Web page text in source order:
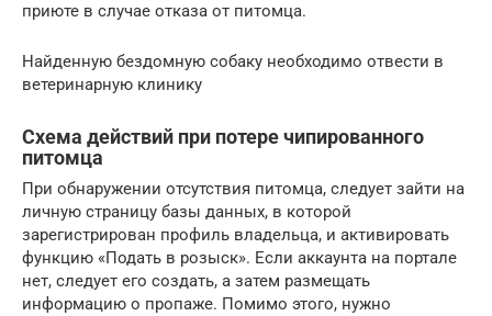
приюте в случае отказа от питомца.
Найденную бездомную собаку необходимо отвести в
ветеринарную клинику
Схема действий при потере чипированного
питомца
При обнаружении отсутствия питомца, следует зайти на
личную страницу базы данных, в которой
зарегистрирован профиль владельца, и активировать
функцию «Подать в розыск». Если аккаунта на портале
нет, следует его создать, а затем размещать
информацию о пропаже. Помимо этого, нужно